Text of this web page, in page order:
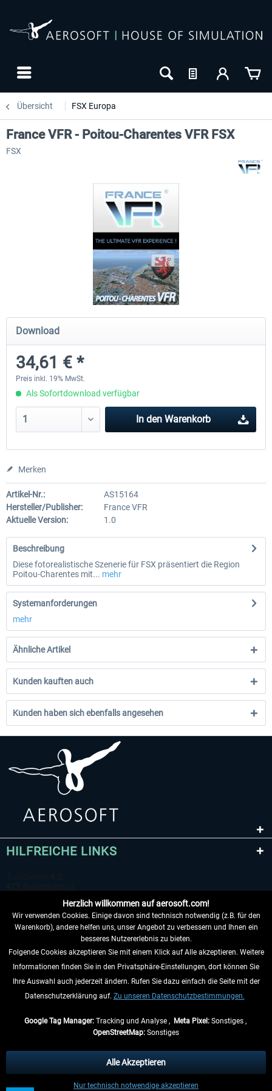
Übersicht FSX Europa
Mega Airport Frankfurt V2.0
29,95 € *
Mega Airport Berlin
France VFR - Poitou-Charentes VFR FSX
FSX
Download
34,61 € *
Preis inkl. 19% MwSt.
Als Sofortdownload verfügbar
In den Warenkorb
Merken
Artikel-Nr.:
AS15164
Hersteller/Publisher:
France VFR
Aktuelle Version:
1.0
Beschreibung
Diese fotorealistische Szenerie für FSX präsentiert die Region
Poitou-Charentes mit... mehr
Systemanforderungen
mehr
Ähnliche Artikel
Kunden kauften auch
Kunden haben sich ebenfalls angesehen
HILFREICHE LINKS
VERTRAG WIDERRUFEN
INFORMATIONEN
anders beschrieben.
** Gilt für Lieferungen innerhalb Deutschlands, Lieferzeiten für andere Länder
Herzlich willkommen auf aerosoft.com!
Wir verwenden Cookies. Einige davon sind technisch notwendig (z.B. für den
Warenkorb), andere helfen uns, unser Angebot zu verbessern und Ihnen ein
besseres Nutzererlebnis zu bieten.
Folgende Cookies akzeptieren Sie mit einem Klick auf Alle akzeptieren. Weitere
Informationen finden Sie in den Privatsphäre-Einstellungen, dort können Sie
Ihre Auswahl auch jederzeit ändern. Rufen Sie dazu einfach die Seite mit der
Datenschutzerklärung auf. Zu unseren Datenschutzbestimmungen.
Google Tag Manager:Tracking und Analyse , Meta Pixel:Sonstiges ,
OpenStreetMap: Sonstiges
Nur technisch notwendige akzeptieren
Alle Akzeptieren